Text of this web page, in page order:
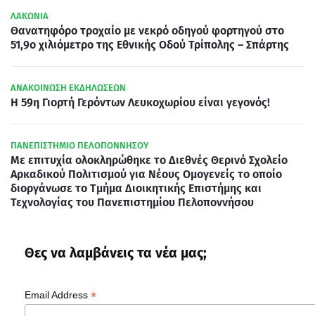
ΛΑΚΩΝΙΑ
Θανατηφόρο τροχαίο με νεκρό οδηγού φορτηγού στο
51,9ο χιλιόμετρο της Εθνικής Οδού Τρίπολης – Σπάρτης
ΑΝΑΚΟΙΝΩΣΗ ΕΚΔΗΛΩΣΕΩΝ
Η 59η Γιορτή Γερόντων Λευκοχωρίου είναι γεγονός!
ΠΑΝΕΠΙΣΤΗΜΙΟ ΠΕΛΟΠΟΝΝΗΣΟΥ
Με επιτυχία ολοκληρώθηκε το Διεθνές Θερινό Σχολείο
Αρκαδικού Πολιτισμού για Νέους Ομογενείς το οποίο
διοργάνωσε το Τμήμα Διοικητικής Επιστήμης και
Τεχνολογίας του Πανεπιστημίου Πελοποννήσου
Θες να λαμβάνεις τα νέα μας;
Email Address *